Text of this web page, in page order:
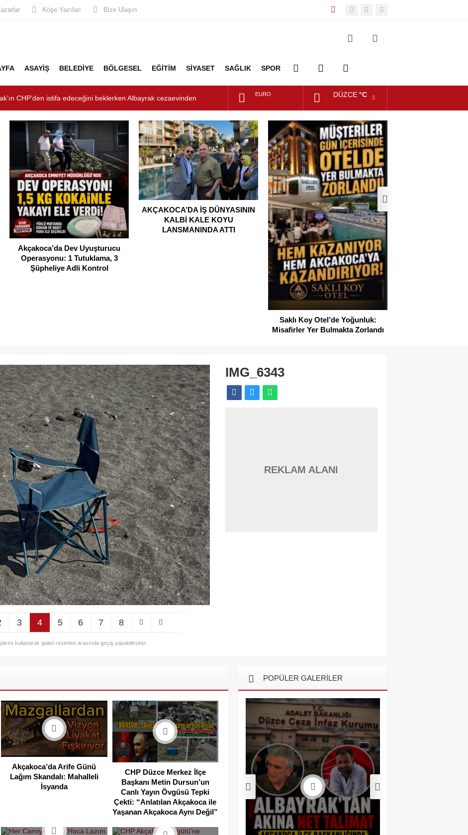
Köşe Yazıları Bize Ulaşın
ASAYİŞ BELEDİYE BÖLGESEL EĞİTİM SİYASET SAĞLIK SPOR
FOTO
GALERİGALERİ
Uyuşturucu Operasyonu: 1 Tutuklama, 3 Şüpheliye Adli Kontrol
İŞ DÜNYASININ KALBİ KALE KOYU LANSMANINDA ATTI
Yoğunluk: Misafirler Yer Bulmakta Zorlandı
ALARMI!
CHP’den istifa edeceğini beklerken Albayrak cezaevinden
ilçe Başkanlığını dizayn ediyor
EURO
DOLAR
DÜZCE °C
Akçakoca’da Dev Uyuşturucu
Operasyonu: 1 Tutuklama, 3
Şüpheliye Adli Kontrol
AKÇAKOCA’DA İŞ DÜNYASININ
KALBİ KALE KOYU
LANSMANINDA ATTI
Saklı Koy Otel’de Yoğunluk:
Misafirler Yer Bulmakta Zorlandı
3 4 5 6 7 8
kullanarak galeri resimleri arasında geçiş yapabilirsiniz.
IMG_6343
REKLAM ALANI
Akçakoca’da Arife Günü
Lağım Skandalı: Mahalleli
İsyanda
CHP Düzce Merkez İlçe
Başkanı Metin Dursun’un
Canlı Yayın Övgüsü Tepki
Çekti: “Anlatılan Akçakoca ile
Yaşanan Akçakoca Aynı Değil”
POPÜLER GALERİLER